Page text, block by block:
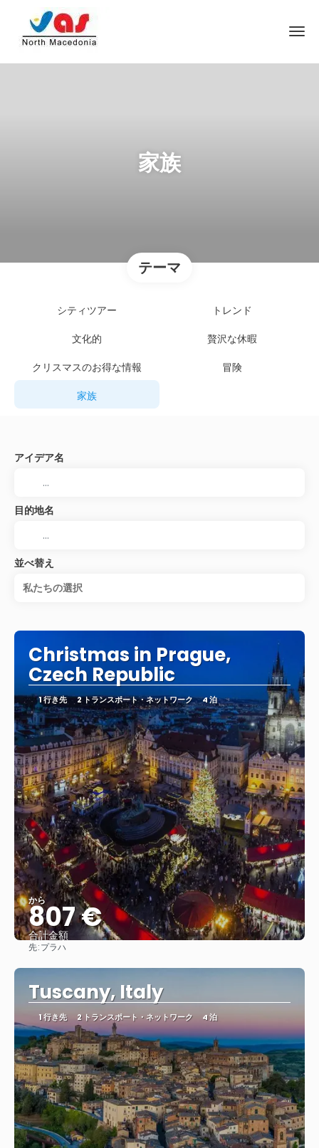
家族
テーマ
シティツアー
トレンド
文化的
贅沢な休暇
クリスマスのお得な情報
冒険
家族
アイデア名
目的地名
並べ替え
私たちの選択
Christmas in Prague,
Czech Republic
1 行き先 2 トランスポート・ネットワーク 4 泊
から
807 €
合計金額
先:プラハ
Tuscany, Italy
1 行き先 2 トランスポート・ネットワーク 4 泊